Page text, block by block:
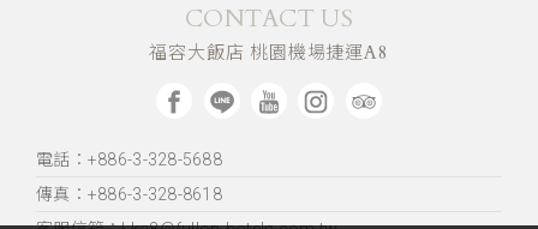
CONTACT US
福容大飯店 桃園機場捷運A8
電話：+886-3-328-5688
傳真：+886-3-328-8618